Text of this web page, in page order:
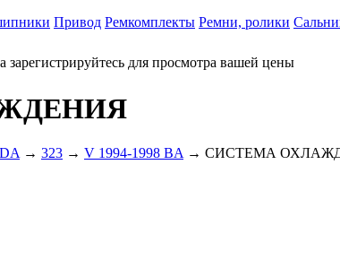
Привод Ремкомплекты Ремни, ролики
для просмотра вашей цены
→ 323 → V 1994-1998 BA → СИСТЕМА